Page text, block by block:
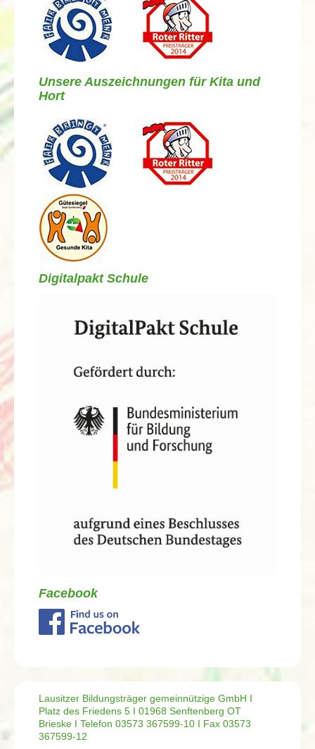
Unsere Auszeichnungen für Kita und
Hort
Digitalpakt Schule
Facebook
Lausitzer Bildungsträger gemeinnützige GmbH I
Platz des Friedens 5 I 01968 Senftenberg OT
Brieske I Telefon 03573 367599-10 I Fax 03573
367599-12